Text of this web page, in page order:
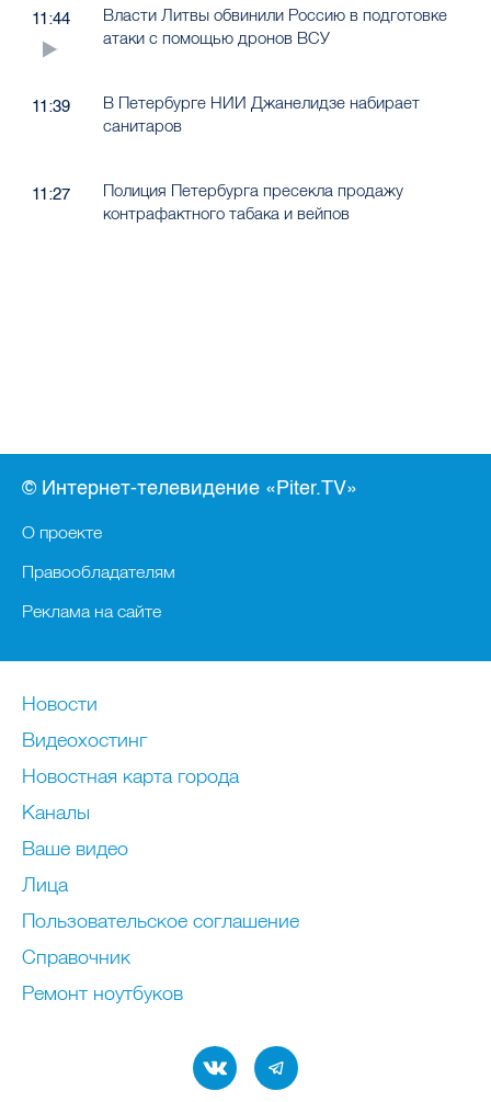
11:44
Власти Литвы обвинили Россию в подготовке
атаки с помощью дронов ВСУ
11:39
В Петербурге НИИ Джанелидзе набирает
санитаров
11:27
Полиция Петербурга пресекла продажу
контрафактного табака и вейпов
© Интернет-телевидение «Piter.TV»
О проекте
Правообладателям
Реклама на сайте
Новости
Видеохостинг
Новостная карта города
Каналы
Ваше видео
Лица
Пользовательское соглашение
Справочник
Ремонт нoутбуков